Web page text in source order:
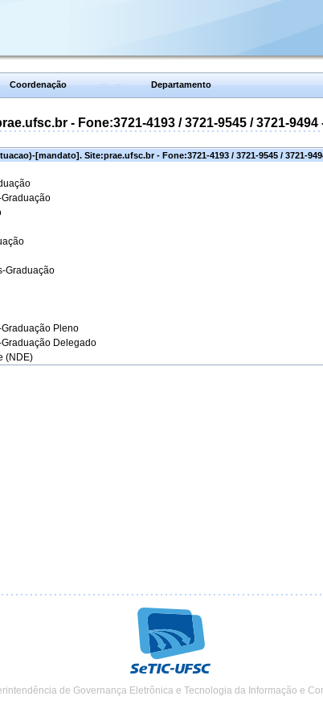
Coordenação Departamento
- Fone:3721-4193 / 3721-9545 / 3721-
[mandato]. Site:prae.ufsc.br - Fone:3721-4193 / 3721-9545 / 3721-
Graduação
Pleno
Delegado
(NDE)
de Governança Eletrônica e Tecnologia da Informação e